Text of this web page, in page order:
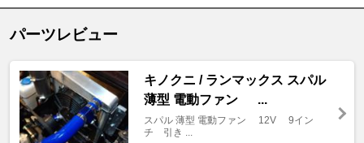
パーツレビュー
キノクニ / ランマックス スパル
薄型 電動ファン ...
スパル 薄型 電動ファン 12V 9イン
チ 引き ...